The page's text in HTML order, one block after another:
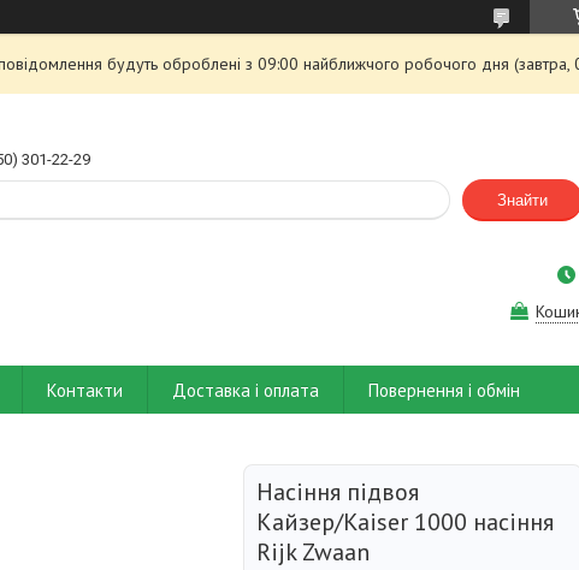
будуть оброблені з 09:00 найближчого робочого дня (завтра,
301-22-29
Знайти
Контакти Доставка і оплата Повернення і обмін
Насіння підвоя
Кайзер/Kaiser 1000 насіння
Rijk Zwaan